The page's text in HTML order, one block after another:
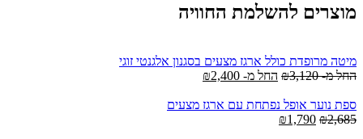
מוצרים להשלמת החוויה
מיטה מרופדת כולל ארגז מצעים בסגנון אלגנטי זוגי
החל מ-
₪3,120 החל מ- ₪2,400
ספת נוער אופל נפתחת עם ארגז מצעים
₪2,685
Original
₪1,790